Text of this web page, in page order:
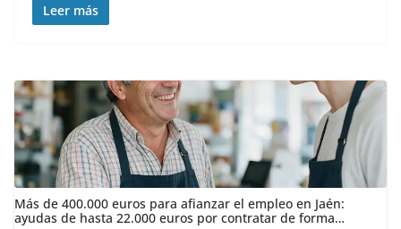
Leer más
Más de 400.000 euros para afianzar el empleo en Jaén:
ayudas de hasta 22.000 euros por contratar de forma